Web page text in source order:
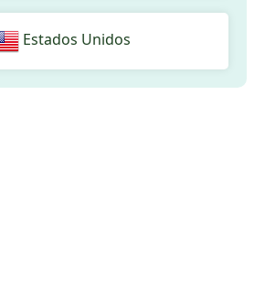
Estados Unidos